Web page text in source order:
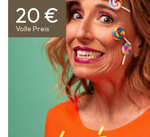
20 €
Volle Preis